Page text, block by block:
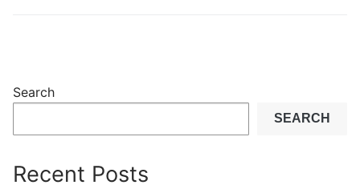
Search
SEARCH
Recent Posts